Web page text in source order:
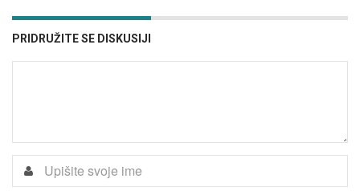
PRIDRUŽITE SE DISKUSIJI